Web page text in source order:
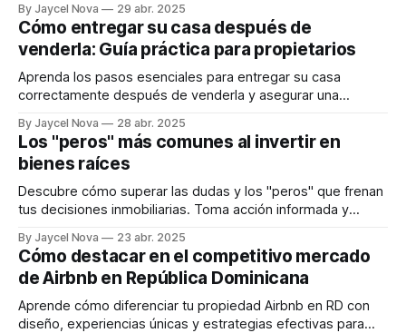
By Jaycel Nova 29 abr. 2025
Cómo entregar su casa después de
venderla: Guía práctica para propietarios
Aprenda los pasos esenciales para entregar su casa
correctamente después de venderla y asegurar una
By Jaycel Nova 28 abr. 2025
Los "peros" más comunes al invertir en
bienes raíces
Descubre cómo superar las dudas y los "peros" que frenan
tus decisiones inmobiliarias. Toma acción informada y
By Jaycel Nova 23 abr. 2025
Cómo destacar en el competitivo mercado
de Airbnb en República Dominicana
Aprende cómo diferenciar tu propiedad Airbnb en RD con
diseño, experiencias únicas y estrategias efectivas para